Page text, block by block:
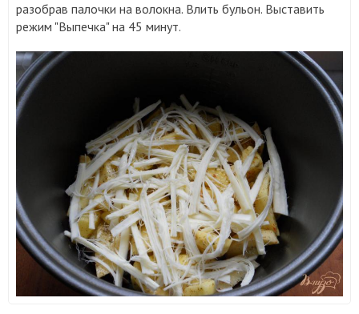
разобрав палочки на волокна. Влить бульон. Выставить
режим "Выпечка" на 45 минут.